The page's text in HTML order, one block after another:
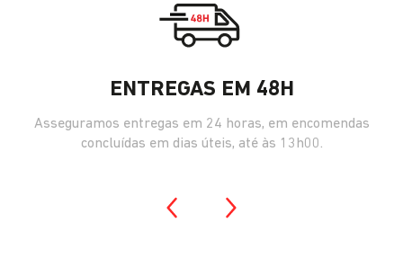
ENTREGAS EM 48H
Asseguramos entregas em 24 horas, em encomendas
concluídas em dias úteis, até às 13h00.